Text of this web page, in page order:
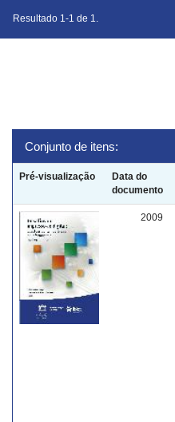
Resultado 1-1 de 1.
Conjunto de itens:
Pré-visualização
Data do
documento
2009